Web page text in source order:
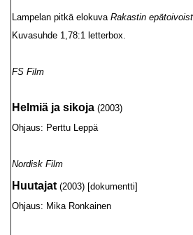
Lampelan pitkä elokuva Rakastin
Kuvasuhde 1,78:1 letterbox.
FS Film
Helmiä ja sikoja (2003)
Ohjaus: Perttu Leppä
Nordisk Film
Huutajat (2003) [dokumentti]
Ohjaus: Mika Ronkainen